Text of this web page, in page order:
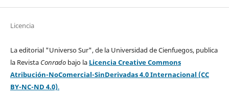
Licencia
La editorial "Universo Sur", de la Universidad de Cienfuegos, publica
la Revista Conradobajo la Licencia Creative Commons
Atribución-NoComercial-SinDerivadas 4.0 Internacional (CC
BY-NC-ND 4.0).